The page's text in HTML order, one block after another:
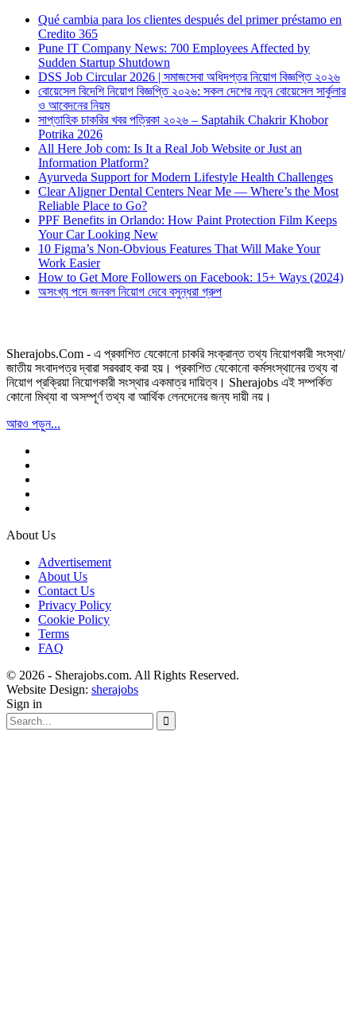
Qué cambia para los clientes después del primer préstamo en
Credito 365
Pune IT Company News: 700 Employees Affected by
Sudden Startup Shutdown
DSS Job Circular 2026 | সমাজসেবা অধিদপ্তর নিয়োগ বিজ্ঞপ্তি ২০২৬
বোয়েসেল বিদেশি নিয়োগ বিজ্ঞপ্তি ২০২৬: সকল দেশের নতুন বোয়েসেল সার্কুলার
ও আবেদনের নিয়ম
সাপ্তাহিক চাকরির খবর পত্রিকা ২০২৬ – Saptahik Chakrir Khobor
Potrika 2026
All Here Job com: Is It a Real Job Website or Just an
Information Platform?
Ayurveda Support for Modern Lifestyle Health Challenges
Clear Aligner Dental Centers Near Me — Where’s the Most
Reliable Place to Go?
PPF Benefits in Orlando: How Paint Protection Film Keeps
Your Car Looking New
10 Figma’s Non-Obvious Features That Will Make Your
Work Easier
How to Get More Followers on Facebook: 15+ Ways (2024)
অসংখ্য পদে জনবল নিয়োগ দেবে বসুন্ধরা গ্রুপ
Sherajobs.Com - এ প্রকাশিত যেকোনো চাকরি সংক্রান্ত তথ্য নিয়োগকারী সংস্থা/
জাতীয় সংবাদপত্র দ্বারা সরবরাহ করা হয়। প্রকাশিত যেকোনো কর্মসংস্থানের তথ্য বা
নিয়োগ প্রক্রিয়া নিয়োগকারী সংস্থার একমাত্র দায়িত্ব। Sherajobs এই সম্পর্কিত
কোনো মিথ্যা বা অসম্পূর্ণ তথ্য বা আর্থিক লেনদেনের জন্য দায়ী নয়।
আরও পড়ুন...
About Us
Advertisement
About Us
Contact Us
Privacy Policy
Cookie Policy
Terms
FAQ
© 2026 - Sherajobs.com. All Rights Reserved.
Website Design: sherajobs
Sign in